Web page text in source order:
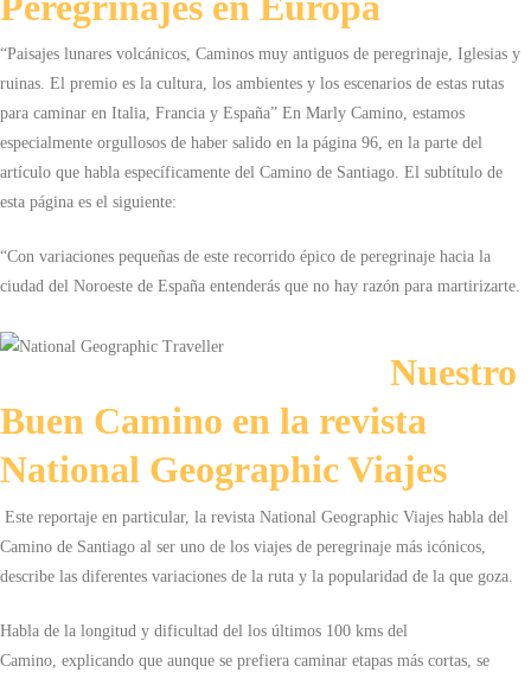
“Paisajes lunares volcánicos, Caminos muy antiguos de peregrinaje, Iglesias y
ruinas. El premio es la cultura, los ambientes y los escenarios de estas rutas
para caminar en Italia, Francia y España” En Marly Camino, estamos
especialmente orgullosos de haber salido en la página 96, en la parte del
artículo que habla específicamente del Camino de Santiago. El subtítulo de
esta página es el siguiente:
“Con variaciones pequeñas de este recorrido épico de peregrinaje hacia la
ciudad del Noroeste de España entenderás que no hay razón para martirizarte.
Nuestro
Buen Camino en la revista
National Geographic Viajes
Este reportaje en particular, la revista National Geographic Viajes habla del
Camino de Santiago al ser uno de los viajes de peregrinaje más icónicos,
describe las diferentes variaciones de la ruta y la popularidad de la que goza.
Habla de la longitud y dificultad del los últimos 100 kms del
Camino, explicando que aunque se prefiera caminar etapas más cortas, se